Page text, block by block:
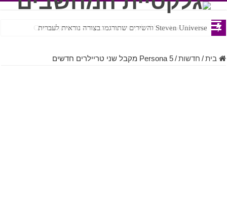
Ace Combat בחלל? לא, יותר מזה. ביקורת המשחק Chorus
Steven Universe והשירים שתורגמו בצורה נוראית לעברית
בית / חדשות / Persona 5 מקבל שני טריילרים חדשים